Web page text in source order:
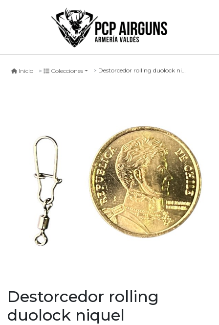
Inicio Colecciones Destorcedor rolling duolock niquel
Destorcedor rolling
duolock niquel